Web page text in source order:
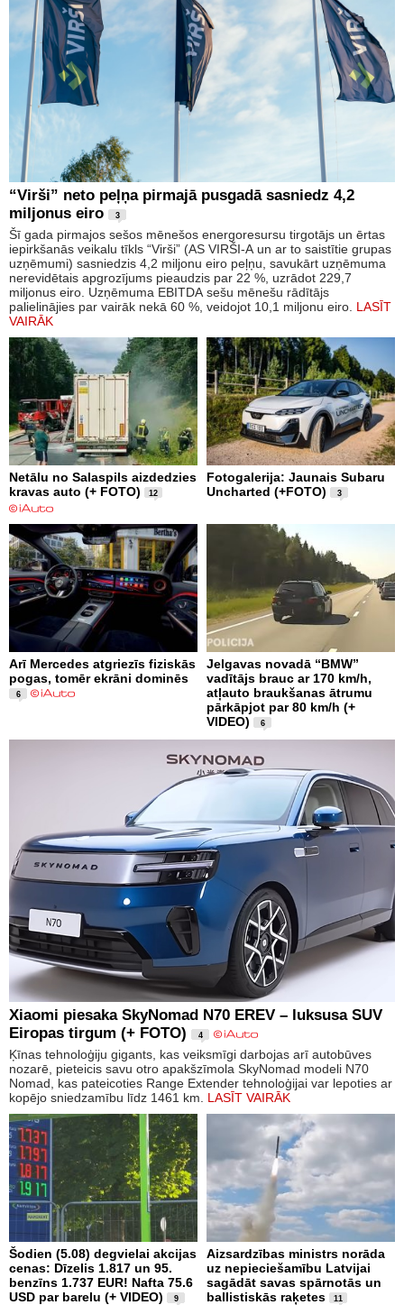
“Virši” neto peļņa pirmajā pusgadā sasniedz 4,2
miljonus eiro
3
Šī gada pirmajos sešos mēnešos energoresursu tirgotājs un ērtas
iepirkšanās veikalu tīkls “Virši” (AS VIRŠI-A un ar to saistītie grupas
uzņēmumi) sasniedzis 4,2 miljonu eiro peļņu, savukārt uzņēmuma
nerevidētais apgrozījums pieaudzis par 22 %, uzrādot 229,7
miljonus eiro. Uzņēmuma EBITDA sešu mēnešu rādītājs
palielinājies par vairāk nekā 60 %, veidojot 10,1 miljonu eiro. LASĪT
VAIRĀK
Netālu no Salaspils aizdedzies
kravas auto (+ FOTO)
12
Fotogalerija: Jaunais Subaru
Uncharted (+FOTO)
3
Arī Mercedes atgriezīs fiziskās
pogas, tomēr ekrāni dominēs
6
Jelgavas novadā “BMW”
vadītājs brauc ar 170 km/h,
atļauto braukšanas ātrumu
pārkāpjot par 80 km/h (+
VIDEO)
6
Xiaomi piesaka SkyNomad N70 EREV – luksusa SUV
Eiropas tirgum (+ FOTO)
4
Ķīnas tehnoloģiju gigants, kas veiksmīgi darbojas arī autobūves
nozarē, pieteicis savu otro apakšzīmola SkyNomad modeli N70
Nomad, kas pateicoties Range Extender tehnoloģijai var lepoties ar
kopējo sniedzamību līdz 1461 km. LASĪT VAIRĀK
Šodien (5.08) degvielai akcijas
cenas: Dīzelis 1.817 un 95.
benzīns 1.737 EUR! Nafta 75.6
USD par barelu (+ VIDEO)
9
Aizsardzības ministrs norāda
uz nepieciešamību Latvijai
sagādāt savas spārnotās un
ballistiskās raķetes
11